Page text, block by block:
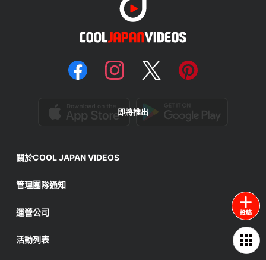
即將推出
關於COOL JAPAN VIDEOS
管理團隊通知
運營公司
活動列表